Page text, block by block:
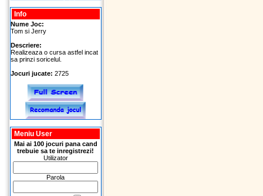
Info
Nume Joc:
Tom si Jerry
Descriere:
Realizeaza o cursa astfel incat
sa prinzi soricelul.
Jocuri jucate: 2725
Meniu User
Mai ai 100 jocuri pana cand
trebuie sa te inregistrezi!
Utilizator
Parola